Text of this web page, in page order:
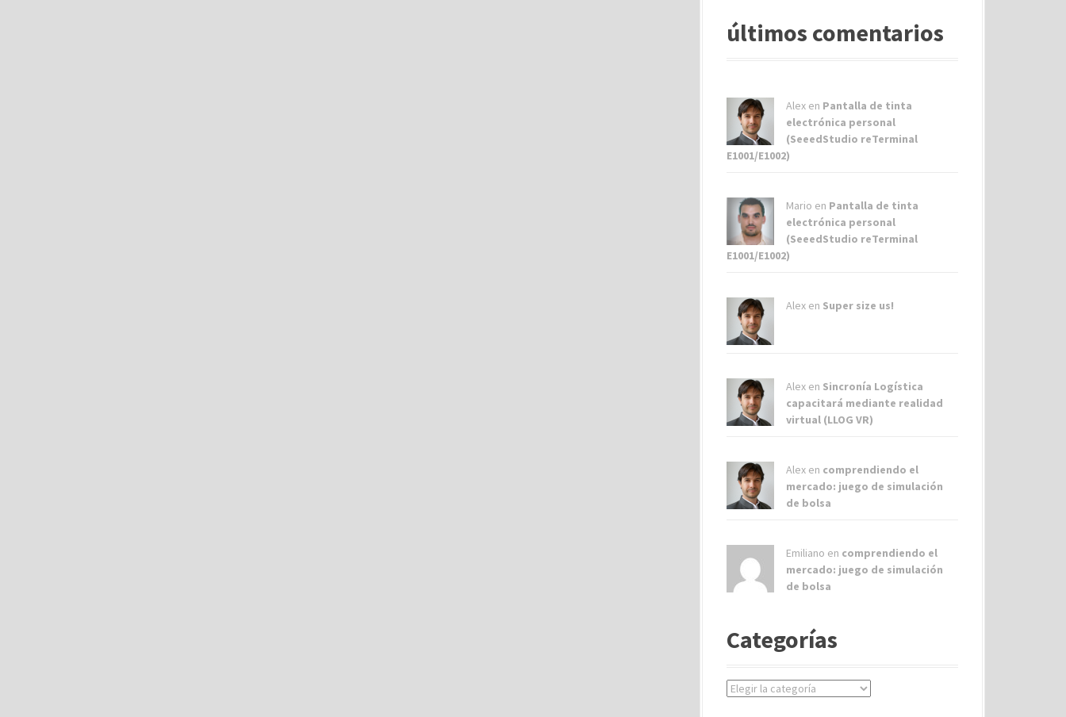
últimos comentarios
Alex en Pantalla de tinta
electrónica personal
(SeeedStudio reTerminal
E1001/E1002)
Mario en Pantalla de tinta
electrónica personal
(SeeedStudio reTerminal
E1001/E1002)
Alex en Super size us!
Alex en Sincronía Logística
capacitará mediante realidad
virtual (LLOG VR)
Alex en comprendiendo el
mercado: juego de simulación
de bolsa
Emiliano en comprendiendo el
mercado: juego de simulación
de bolsa
Categorías
C